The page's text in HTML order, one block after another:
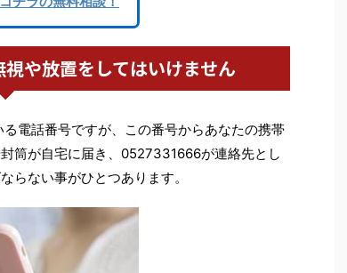
や放置をしてはいけません
る電話番号ですが、この番号からあなたの携帯
筒が自宅に届き、0527331666が連絡先とし
らない事がひとつあります。